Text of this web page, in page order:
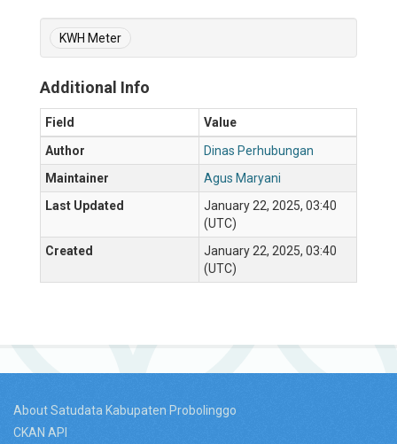
KWH Meter
Additional Info
Field
Value
Author
Dinas Perhubungan
Maintainer
Agus Maryani
Last Updated
January 22, 2025, 03:40
(UTC)
Created
January 22, 2025, 03:40
(UTC)
About Satudata Kabupaten Probolinggo
CKAN API